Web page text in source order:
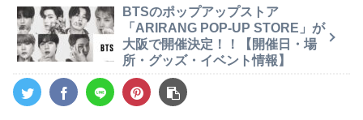
BTSのポップアップストア
「ARIRANG POP-UP STORE」が
大阪で開催決定！！【開催日・場
所・グッズ・イベント情報】